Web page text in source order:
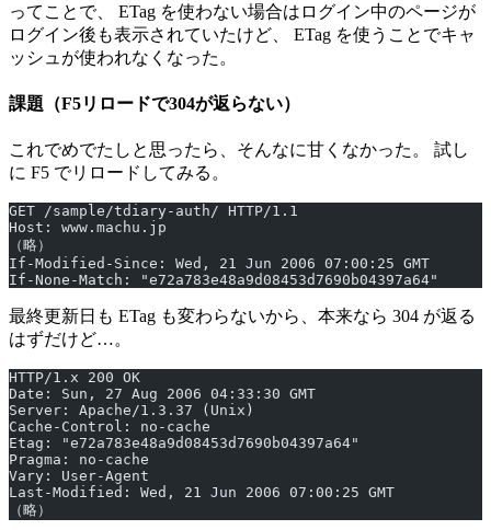
ってことで、 ETag を使わない場合はログイン中のページが
ログイン後も表示されていたけど、 ETag を使うことでキャ
ッシュが使われなくなった。
課題（F5リロードで304が返らない）
これでめでたしと思ったら、そんなに甘くなかった。 試し
に F5 でリロードしてみる。
GET /sample/tdiary-auth/ HTTP/1.1
Host: www.machu.jp
（略）
If-Modified-Since: Wed, 21 Jun 2006 07:00:25 GMT
If-None-Match: "e72a783e48a9d08453d7690b04397a64"
最終更新日も ETag も変わらないから、本来なら 304 が返る
はずだけど…。
HTTP/1.x 200 OK
Date: Sun, 27 Aug 2006 04:33:30 GMT
Server: Apache/1.3.37 (Unix)
Cache-Control: no-cache
Etag: "e72a783e48a9d08453d7690b04397a64"
Pragma: no-cache
Vary: User-Agent
Last-Modified: Wed, 21 Jun 2006 07:00:25 GMT
（略）